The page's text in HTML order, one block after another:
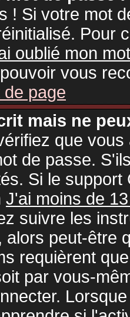
! Si votre mot
Pour
oublié mon
vous
page
mais ne
que
de passe.
Si le
J'ai moins de
suivre les
alors peut-être
requièrent
par vous-